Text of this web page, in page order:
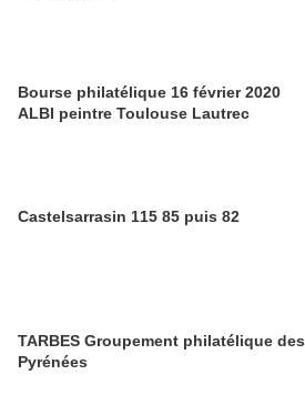
Bourse philatélique 16 février 2020
ALBI peintre Toulouse Lautrec
Castelsarrasin 115 85 puis 82
TARBES Groupement philatélique des
Pyrénées